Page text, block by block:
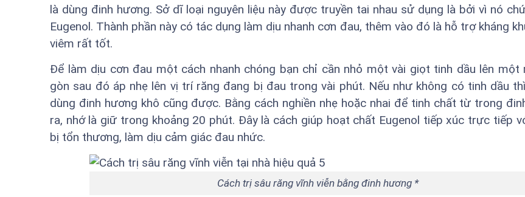
là dùng đinh hương. Sở dĩ loại nguyên liệu này được truyền tai nhau sử dụng là bởi vì nó
Eugenol. Thành phần này có tác dụng làm dịu nhanh cơn đau, thêm vào đó là hỗ trợ kháng
viêm rất tốt.
Để làm dịu cơn đau một cách nhanh chóng bạn chỉ cần nhỏ một vài giọt tinh dầu lên một
gòn sau đó áp nhẹ lên vị trí răng đang bị đau trong vài phút. Nếu như không có tinh dầu
dùng đinh hương khô cũng được. Bằng cách nghiền nhẹ hoặc nhai để tinh chất từ trong
ra, nhớ là giữ trong khoảng 20 phút. Đây là cách giúp hoạt chất Eugenol tiếp xúc trực tiếp
bị tổn thương, làm dịu cảm giác đau nhức.
Cách trị sâu răng vĩnh viễn bằng đinh hương *